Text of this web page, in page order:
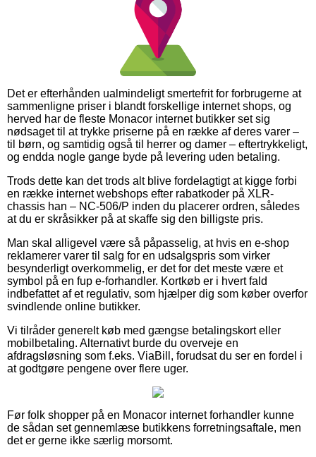
Det er efterhånden ualmindeligt smertefrit for forbrugerne at
sammenligne priser i blandt forskellige internet shops, og
herved har de fleste Monacor internet butikker set sig
nødsaget til at trykke priserne på en række af deres varer –
til børn, og samtidig også til herrer og damer – eftertrykkeligt,
og endda nogle gange byde på levering uden betaling.
Trods dette kan det trods alt blive fordelagtigt at kigge forbi
en række internet webshops efter rabatkoder på XLR-
chassis han – NC-506/P inden du placerer ordren, således
at du er skråsikker på at skaffe sig den billigste pris.
Man skal alligevel være så påpasselig, at hvis en e-shop
reklamerer varer til salg for en udsalgspris som virker
besynderligt overkommelig, er det for det meste være et
symbol på en fup e-forhandler. Kortkøb er i hvert fald
indbefattet af et regulativ, som hjælper dig som køber overfor
svindlende online butikker.
Vi tilråder generelt køb med gængse betalingskort eller
mobilbetaling. Alternativt burde du overveje en
afdragsløsning som f.eks. ViaBill, forudsat du ser en fordel i
at godtgøre pengene over flere uger.
Før folk shopper på en Monacor internet forhandler kunne
de sådan set gennemlæse butikkens forretningsaftale, men
det er gerne ikke særlig morsomt.